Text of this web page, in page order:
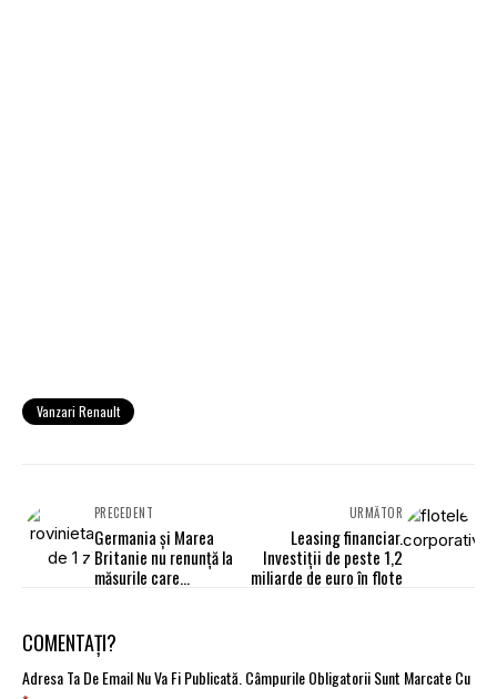
Vanzari Renault
PRECEDENT
Germania şi Marea
Britanie nu renunţă la
măsurile care
URMĂTOR
Leasing financiar.
Investiţii de peste 1,2
miliarde de euro în flote
COMENTAȚI?
Adresa Ta De Email Nu Va Fi Publicată.Câmpurile Obligatorii Sunt Marcate Cu